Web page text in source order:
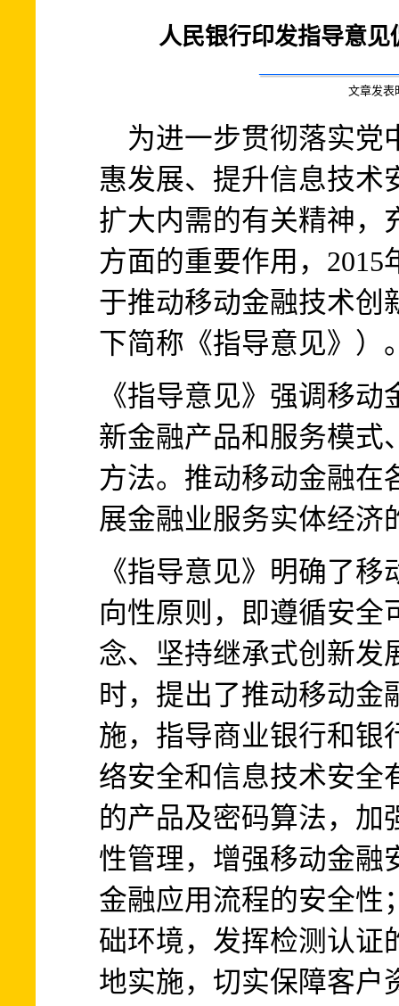
人民银行印发指导意
文章发表
为进一步贯彻落实党
惠发展、提升信息技术
扩大内需的有关精神，
方面的重要作用，2015
于推动移动金融技术创
下简称《指导意见》）
《指导意见》强调移
新金融产品和服务模式
方法。推动移动金融在
展金融业服务实体经济
《指导意见》明确了
向性原则，即遵循安全
念、坚持继承式创新发
时，提出了推动移动金
施，指导商业银行和银
络安全和信息技术安全
的产品及密码算法，加
性管理，增强移动金融
金融应用流程的安全性
础环境，发挥检测认证
地实施，切实保障客户